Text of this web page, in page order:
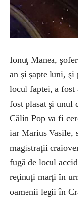
Ionuţ Manea,
an şi şapte luni, şi
locul faptei, a fost
fost plasat şi unul
Călin Pop va fi
iar Marius Vasile,
magistraţii
fugă de locul
reţinuţi marţi în
oamenii legii în